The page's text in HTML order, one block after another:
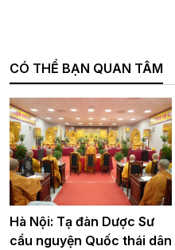
CÓ THỂ BẠN QUAN TÂM
Hà Nội: Tạ đàn Dược Sư
cầu nguyện Quốc thái dân